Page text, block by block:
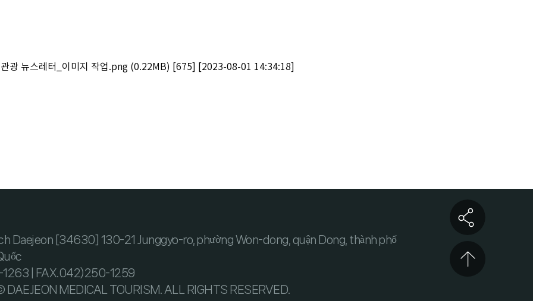
광 뉴스레터_이미지 작업.png (0.22MB) [675] [2023-08-01 14:34:18]
Daejeon [34630] 130-21 Junggyo-ro, phường Won-dong, quận Dong, thành phố
| FAX.042)250-1259
DAEJEON MEDICAL TOURISM. ALL RIGHTS RESERVED.